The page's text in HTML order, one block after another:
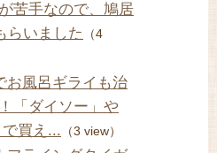
苦手なので、鳩居
らいました
（4
お風呂ギライも治
「ダイソー」や
で買え... （3 view）